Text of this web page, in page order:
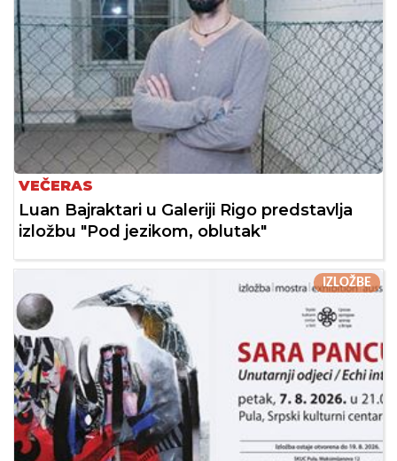
VEČERAS
Luan Bajraktari u Galeriji Rigo predstavlja
izložbu "Pod jezikom, oblutak"
IZLOŽBE